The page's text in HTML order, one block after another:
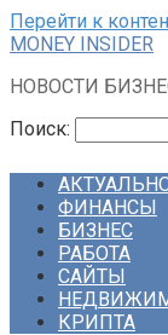
Перейти к
MONEY INSIDER
НОВОСТИ
Поиск:
ФИНАНСЫ
БИЗНЕС
РАБОТА
САЙТЫ
КРИПТА